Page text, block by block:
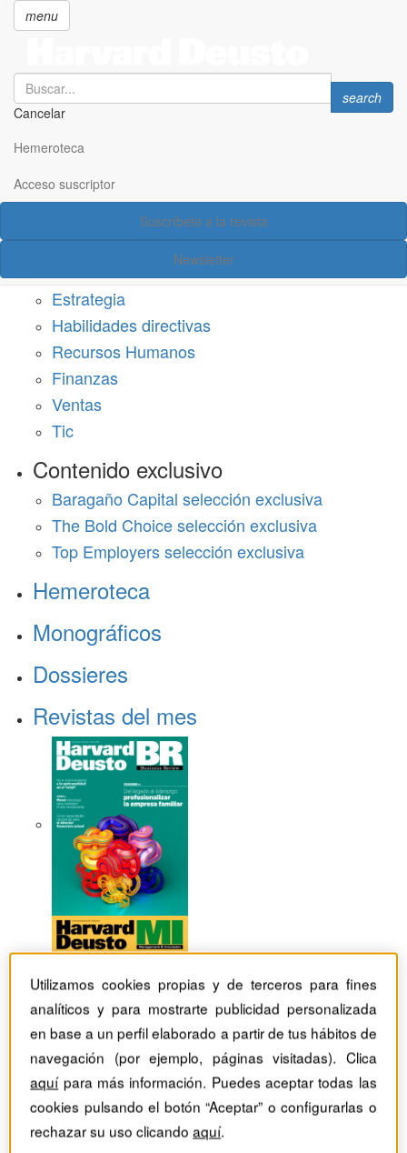
principal
menu
Search
Cancelar
Search
search
Hemeroteca
Acceso suscriptor
Suscríbete a la revista
Newsletter
Acceso suscriptor
Estrategia
Habilidades directivas
Recursos Humanos
Finanzas
Ventas
Tic
Contenido exclusivo
Baragaño Capital selección exclusiva
The Bold Choice selección exclusiva
Top Employers selección exclusiva
Hemeroteca
Monográficos
Dossieres
Revistas del mes
Utilizamos cookies propias y de terceros para fines
analíticos y para mostrarte publicidad personalizada
en base a un perfil elaborado a partir de tus hábitos de
navegación (por ejemplo, páginas visitadas). Clica
aquípara más información. Puedes aceptar todas las
cookies pulsando el botón “Aceptar” o configurarlas o
rechazar su uso clicandoaquí.